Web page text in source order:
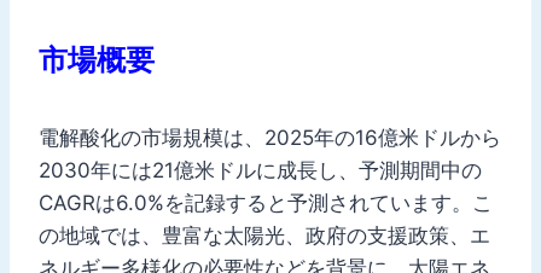
市場概要
電解酸化の市場規模は、2025年の16億米ドルから
2030年には21億米ドルに成長し、予測期間中の
CAGRは6.0%を記録すると予測されています。こ
の地域では、豊富な太陽光、政府の支援政策、エ
ネルギー多様化の必要性などを背景に、太陽エネ